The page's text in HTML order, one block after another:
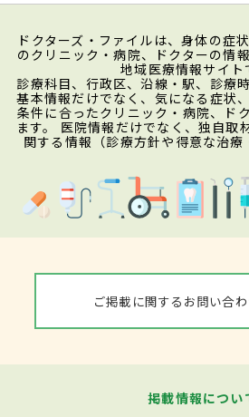
ドクターズ・ファイルは、身体の症
のクリニック・病院、ドクターの情
地域医療情報サイト
診療科目、行政区、沿線・駅、診療
基本情報だけでなく、気になる症状
条件に合ったクリニック・病院、ド
ます。 医院情報だけでなく、独自取
関する情報（診療方針や得意な治療
ご掲載に関するお問い合
掲載情報につい